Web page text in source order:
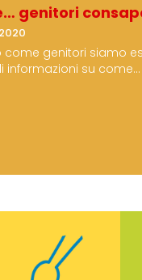
genitori
come genitori siamo
informazioni su come